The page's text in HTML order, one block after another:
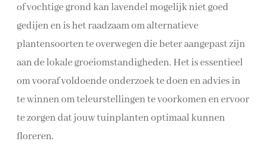
of vochtige grond kan lavendel mogelijk niet goed
gedijen en is het raadzaam om alternatieve
plantensoorten te overwegen die beter aangepast zijn
aan de lokale groeiomstandigheden. Het is essentieel
om vooraf voldoende onderzoek te doen en advies in
te winnen om teleurstellingen te voorkomen en ervoor
te zorgen dat jouw tuinplanten optimaal kunnen
floreren.